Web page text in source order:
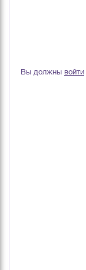
Вы должны войти